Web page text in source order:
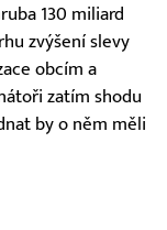
130 miliard
zvýšení slevy
obcím a
zatím shodu
by o něm měli